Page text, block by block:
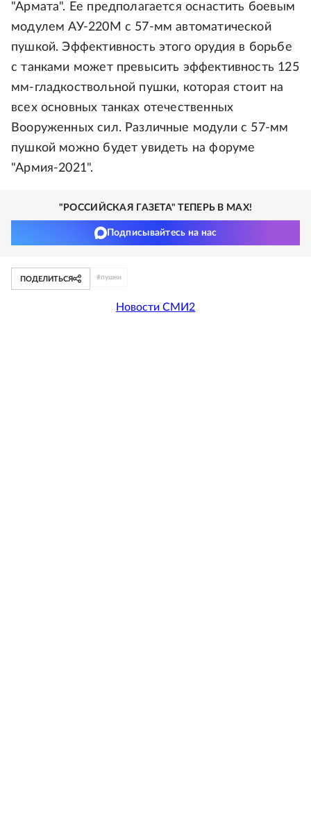
"Армата". Ее предполагается оснастить боевым
модулем АУ-220М с 57-мм автоматической
пушкой. Эффективность этого орудия в борьбе
с танками может превысить эффективность 125
мм-гладкоствольной пушки, которая стоит на
всех основных танках отечественных
Вооруженных сил. Различные модули с 57-мм
пушкой можно будет увидеть на форуме
"Армия-2021".
"РОССИЙСКАЯ ГАЗЕТА" ТЕПЕРЬ В MAX!
Подписывайтесь на нас
ПОДЕЛИТЬСЯ #пушки
Новости СМИ2